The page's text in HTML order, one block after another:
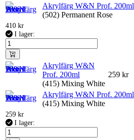
Akrylfärg W&N Prof. 200ml
(502) Permanent Rose
410 kr
I lager:
Akrylfärg W&N
Prof. 200ml
(415) Mixing White
259 kr
Akrylfärg W&N Prof. 200ml
(415) Mixing White
259 kr
I lager: